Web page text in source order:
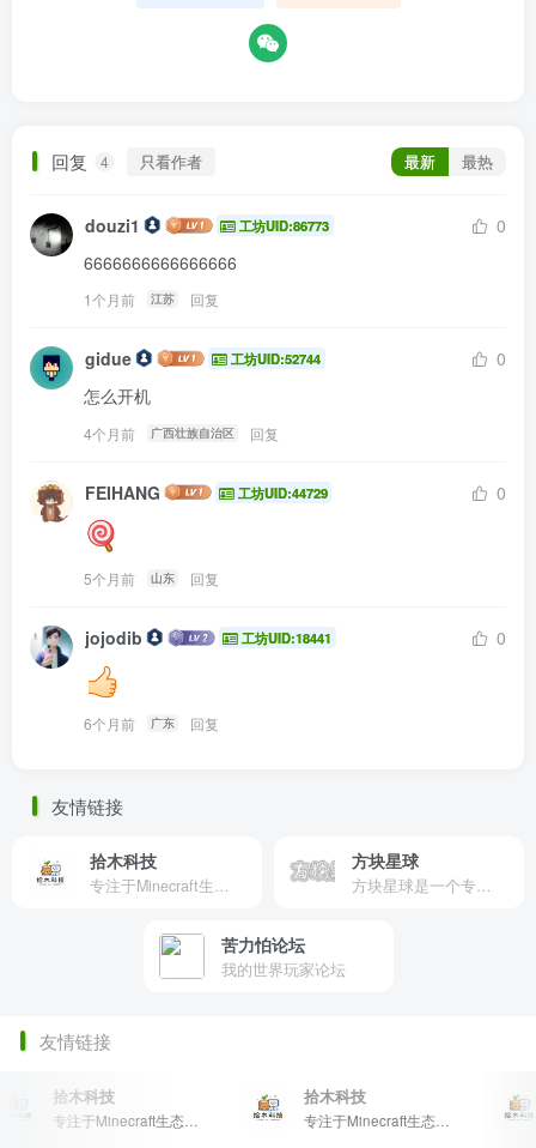
回复 4 只看作者 最新 最热
douzi1 工坊UID:86773
0
6666666666666666
1个月前 江苏 回复
gidue 工坊UID:52744
0
怎么开机
4个月前 广西壮族自治区 回复
FEIHANG 工坊UID:44729 0
5个月前 山东 回复
jojodib 工坊UID:18441 0
6个月前 广东 回复
友情链接
拾木科技
专注于Minecraft生态建设
方块星球
方块星球是一个专注于我的世界的中文论坛，提供丰富的资源分享、玩家交流和创意展示，包括地图、皮肤、数据包等内容，打造Minecraft玩家的专属社区乐园！
苦力怕论坛
我的世界玩家论坛
友情链接
拾木科技
专注于Minecraft生态建设
拾木科技
专注于Minecraft生态建设